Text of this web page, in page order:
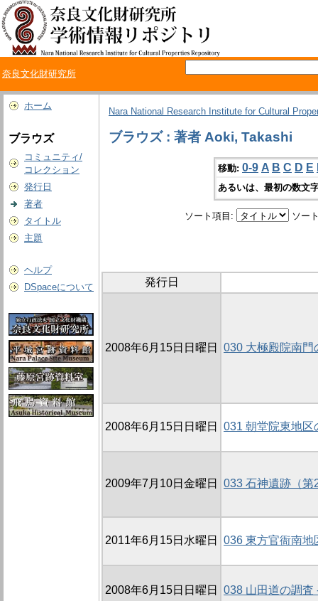
奈良文化財研究所
ホーム
ブラウズ
コミュニティ/
コレクション
発行日
著者
タイトル
主題
ヘルプ
DSpaceについて
Nara National Research Institute for Cultural
ブラウズ : 著者 Aoki, Takashi
移動: 0-9 A B C D E
あるいは、最初の数文
ソート項目: ソー
発行日
2008年6月15日日曜日 030 大極殿院南門
2008年6月15日日曜日 031 朝堂院東地区
2009年7月10日金曜日 033 石神遺跡（第
2011年6月15日水曜日 036 東方官衙南地
2008年6月15日日曜日 038 山田道の調査